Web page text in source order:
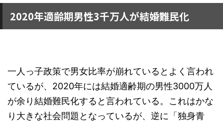
2020年適齢期男性3千万人が結婚難民化
一人っ子政策で男女比率が崩れているとよく言われ
ているが、2020年には結婚適齢期の男性3000万人
が余り結婚難民化すると言われている。これはかな
り大きな社会問題となっているが、逆に「独身青